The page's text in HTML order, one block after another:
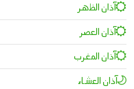
آذان الظهر
آذان العصر
آذان المغرب
آذان العشاء